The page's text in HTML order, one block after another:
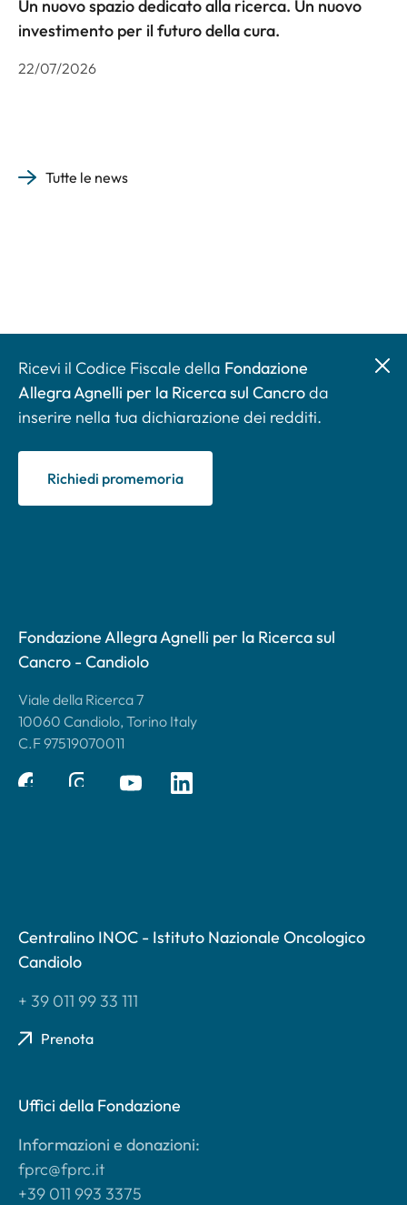
Un nuovo spazio dedicato alla ricerca. Un nuovo
investimento per il futuro della cura.
22/07/2026
Tutte le news
Ricevi il Codice Fiscale della Fondazione
Allegra Agnelli per la Ricerca sul Cancroda
inserire nella tua dichiarazione dei redditi.
Richiedi promemoria
Fondazione Allegra Agnelli per la Ricerca sul
Cancro - Candiolo
Viale della Ricerca 7
10060 Candiolo, Torino Italy
C.F 97519070011
Centralino INOC - Istituto Nazionale Oncologico
Candiolo
+ 39 011 99 33 111
Prenota
Uffici della Fondazione
Informazioni e donazioni:
fprc@fprc.it
+39 011 993 3375